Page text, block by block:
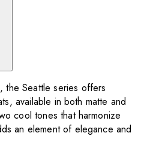
the Seattle series offers
available in both matte and
cool tones that harmonize
an element of elegance and